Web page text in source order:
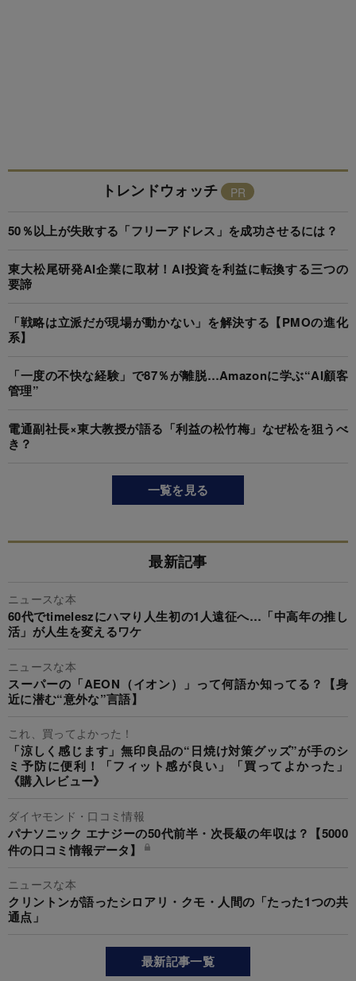
トレンドウォッチ
50％以上が失敗する「フリーアドレス」を成功させるには？
東大松尾研発AI企業に取材！AI投資を利益に転換する三つの
要諦
「戦略は立派だが現場が動かない」を解決する【PMOの進化
系】
「一度の不快な経験」で87％が離脱…Amazonに学ぶ“AI顧客
管理”
電通副社長×東大教授が語る「利益の松竹梅」なぜ松を狙うべ
き？
一覧を見る
最新記事
ニュースな本
60代でtimeleszにハマり人生初の1人遠征へ…「中高年の推し
活」が人生を変えるワケ
ニュースな本
スーパーの「AEON（イオン）」って何語か知ってる？【身
近に潜む“意外な”言語】
これ、買ってよかった！
「涼しく感じます」無印良品の“日焼け対策グッズ”が手のシ
ミ予防に便利！「フィット感が良い」「買ってよかった」
《購入レビュー》
ダイヤモンド・口コミ情報
パナソニック エナジーの50代前半・次長級の年収は？【5000
件の口コミ情報データ】
ニュースな本
クリントンが語ったシロアリ・クモ・人間の「たった1つの共
通点」
最新記事一覧